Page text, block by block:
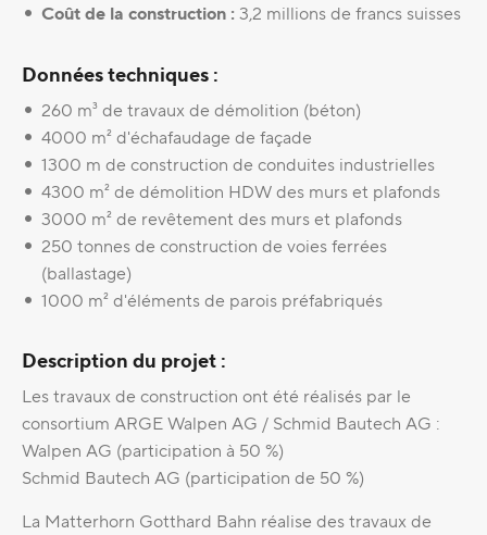
Coût de la construction : 3,2 millions de francs suisses
Données techniques :
260 m³ de travaux de démolition (béton)
4000 m² d'échafaudage de façade
1300 m de construction de conduites industrielles
4300 m² de démolition HDW des murs et plafonds
3000 m² de revêtement des murs et plafonds
250 tonnes de construction de voies ferrées
(ballastage)
1000 m² d'éléments de parois préfabriqués
Description du projet :
Les travaux de construction ont été réalisés par le
consortium ARGE Walpen AG / Schmid Bautech AG :
Walpen AG (participation à 50 %)
Schmid Bautech AG (participation de 50 %)
La Matterhorn Gotthard Bahn réalise des travaux de